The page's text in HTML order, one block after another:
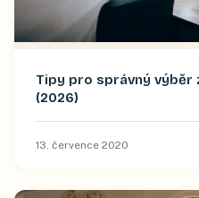
Tipy pro správný výběr
(2026)
13. července 2020